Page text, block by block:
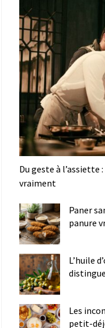
Du geste à l’assiette
vraiment
Paner
panure
L’huile
Les
petit-